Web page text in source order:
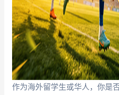
作为海外留学生或华人，你是